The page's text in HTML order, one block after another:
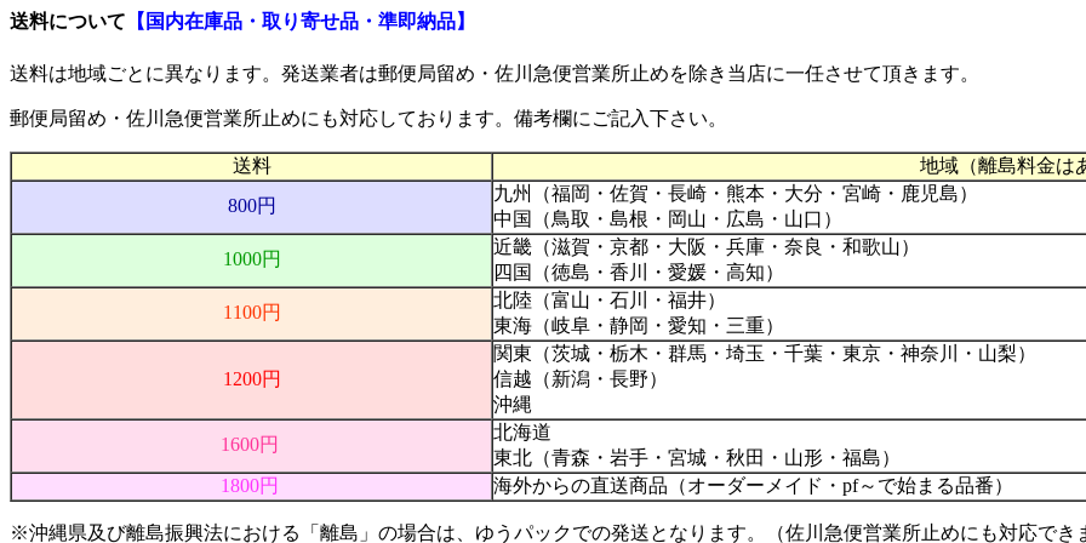
送料について 【国内在庫品・取り寄せ品・準即納品】
送料は地域ごとに異なります。発送業者は郵便局留め・佐川急便営業所止めを除き当店に一任させて頂きます。
郵便局留め・佐川急便営業所止めにも対応しております。備考欄にご記入下さい。
送料
地域（離島料金は
800円
九州（福岡・佐賀・長崎・熊本・大分・宮崎・鹿児島）
中国（鳥取・島根・岡山・広島・山口）
1000円
近畿（滋賀・京都・大阪・兵庫・奈良・和歌山）
四国（徳島・香川・愛媛・高知）
1100円
北陸（富山・石川・福井）
東海（岐阜・静岡・愛知・三重）
1200円
関東（茨城・栃木・群馬・埼玉・千葉・東京・神奈川・山梨）
信越（新潟・長野）
沖縄
1600円
北海道
東北（青森・岩手・宮城・秋田・山形・福島）
1800円
海外からの直送商品（オーダーメイド・pf～で始まる品番）
※沖縄県及び離島振興法における「離島」の場合は、ゆうパックでの発送となります。（佐川急便営業所止めにも対応でき